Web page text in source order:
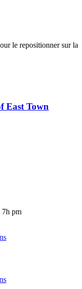
le repositionner sur la
East Town
7h pm